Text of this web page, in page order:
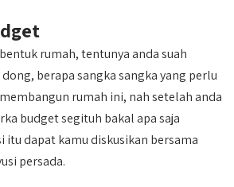
rumah, tentunya anda suah
berapa sangka sangka yang perlu
rumah ini, nah setelah anda
budget segituh bakal apa saja
itu dapat kamu diskusikan bersama
persada.